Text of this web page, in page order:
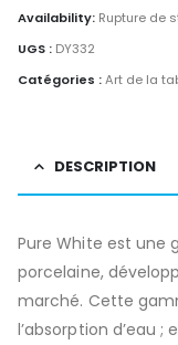
Availability: Rupture de
UGS : DY332
Catégories :Art de la
DESCRIPTION
Pure White est une
porcelaine,
marché. Cette
l’absorption d’eau